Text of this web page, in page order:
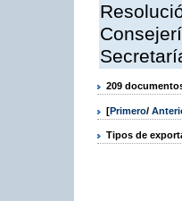
209
[Primero/
Tipos de